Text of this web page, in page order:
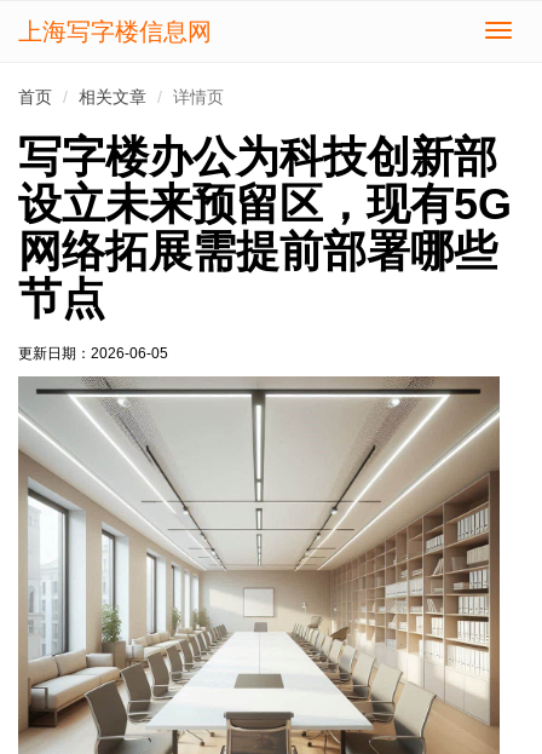
切
上海写字楼信息网
首页 相关文章 详情页
写字楼办公为科技创新部
设立未来预留区，现有5G
网络拓展需提前部署哪些
节点
更新日期： 2026-06-05